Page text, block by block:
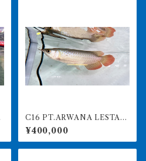
C16 PT.ARWANA LESTARI
最高峰紅龍 アブソリュート
レッド 18㎝前後 260-005
139 アグスファーム
¥400,000